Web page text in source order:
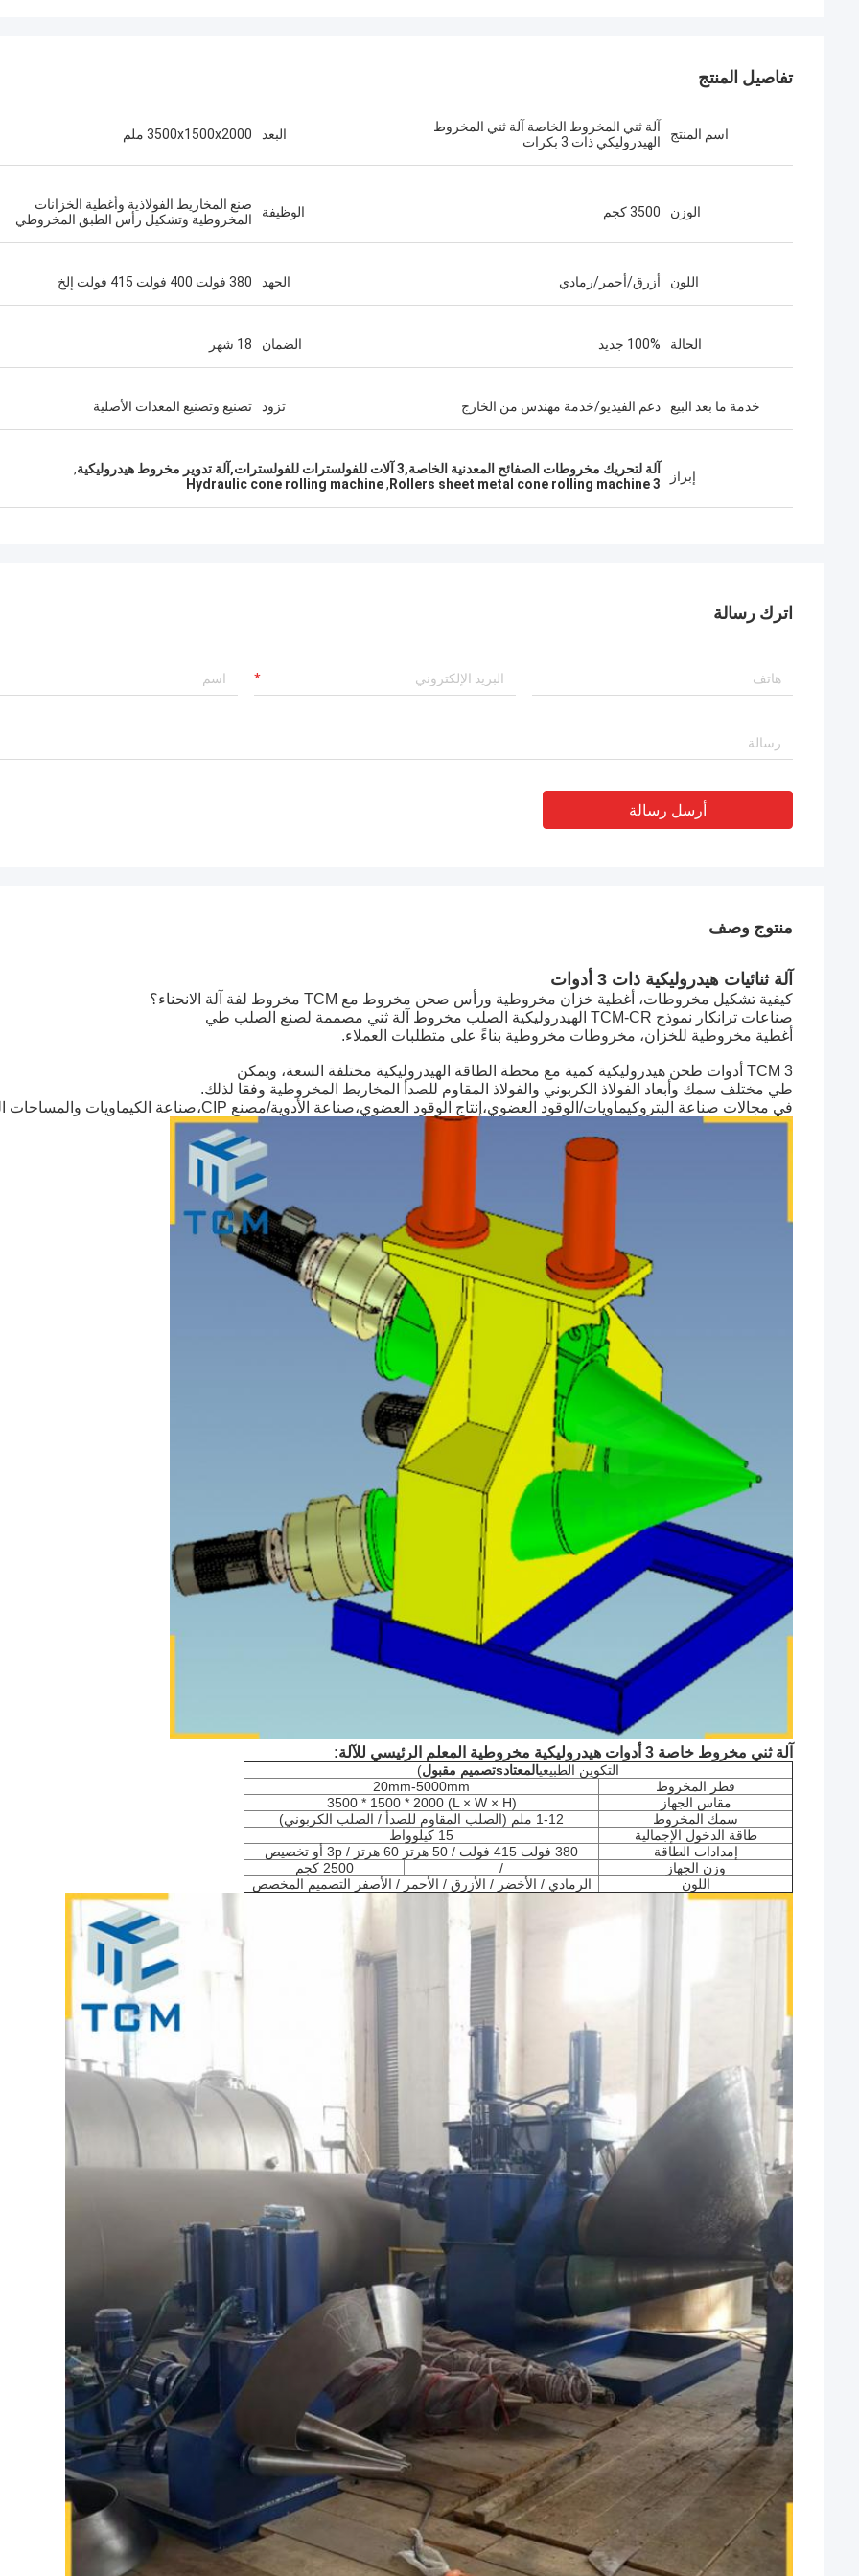
تفاصيل المنتج
اسم المنتج
آلة ثني المخروط الخاصة آلة ثني المخروط
الهيدروليكي ذات 3 بكرات
البعد 3500x1500x2000 ملم
الوزن 3500 كجم الوظيفة
صنع المخاريط الفولاذية وأغطية الخزانات
المخروطية وتشكيل رأس الطبق المخروطي
اللون أزرق/أحمر/رمادي الجهد 380 فولت 400 فولت 415 فولت إلخ
الحالة 100% جديد الضمان 18 شهر
خدمة ما بعد البيع دعم الفيديو/خدمة مهندس من الخارج تزود تصنيع وتصنيع المعدات الأصلية
إبراز آلة لتحريك مخروطات الصفائح المعدنية الخاصة,3 آلات للفولسترات للفولسترات,آلة تدوير مخروط هيدروليكية
,
3 Rollers sheet metal cone rolling machine
,
Hydraulic cone rolling machine
اترك رسالة
أرسل رسالة
منتوج وصف
آلة ثنائيات هيدروليكية ذات 3 أدوات
كيفية تشكيل مخروطات، أغطية خزان مخروطية ورأس صحن مخروط مع TCM مخروط لفة آلة الانحناء؟
صناعات ترانكار نموذج TCM-CR الهيدروليكية الصلب مخروط آلة ثني مصممة لصنع الصلب طي
أغطية مخروطية للخزان، مخروطات مخروطية بناءً على متطلبات العملاء.
TCM 3 أدوات طحن هيدروليكية كمية مع محطة الطاقة الهيدروليكية مختلفة السعة، ويمكن
طي مختلف سمك وأبعاد الفولاذ الكربوني والفولاذ المقاوم للصدأ المخاريط المخروطية وفقا لذلك.
في مجالات صناعة البتروكيماويات/الوقود العضوي،إنتاج الوقود العضوي،صناعة الأدوية/مصنع CIP،
صناعة الكيماويات والمساحات
آلة ثني مخروط خاصة 3 أدوات هيدروليكية مخروطية المعلم الرئيسي للآلة:
التكوين الطبيعيالمعتادsتصميم مقبول)
قطر المخروط
20mm-5000mm
مقاس الجهاز
(L × W × H) 3500 * 1500 * 2000
سمك المخروط
1-12 ملم (الصلب المقاوم للصدأ / الصلب الكربوني)
طاقة الدخول الإجمالية
15 كيلوواط
إمدادات الطاقة
380 فولت 415 فولت / 50 هرتز 60 هرتز / 3p أو تخصيص
وزن الجهاز
/
2500 كجم
اللون
الرمادي / الأخضر / الأزرق / الأحمر / الأصفر التصميم المخصص